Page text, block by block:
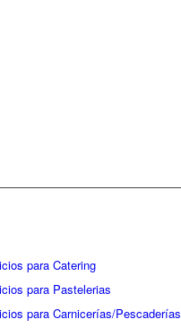
para Catering
para Pastelerias
para Carnicerías/Pescaderías